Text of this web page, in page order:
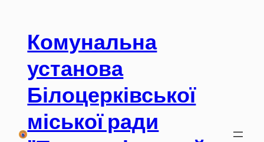
вмістуКомунальна
установа
Білоцерківської
міської ради